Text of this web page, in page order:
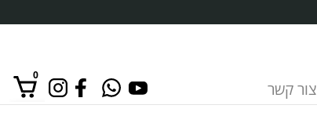
צור קשר
0